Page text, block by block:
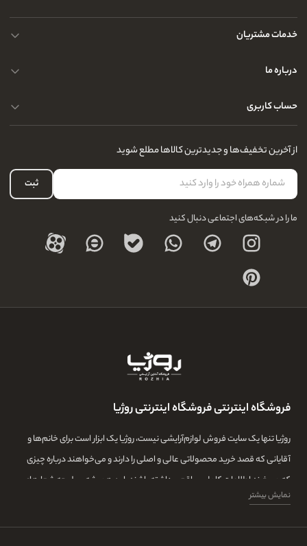
خدمات مشتریان
حریم خصوصی کاربران
تماس با ما
درباره ما
سوالات متداول
آدرس فروشگاه
نحوه ارسال کالا
نحوه بازگشت کالا
درباره ما
حساب کاربری
لیست علاقه‌مندی
حساب کاربری
از آخرین تخفیف‌ها و جدیدترین کالاها مطلع شوید
ثبت
ما را در شبکه‌های اجتماعی دنبال کنید
فروشگاه اینترنتی فروشگاه اینترنتی روژیا
روژیا تنها یک سایت فروش لوازم‌آرایشی نیست، روژیا یک ابزار است برای خانم‌ها و
آقایانی که قصد خرید محصولاتی عالی و اصلی را دارند و می‌خواهند درباره چیزی
که می‌خرند اطلاعات کامل و واقعی داشته باشند. این همیشه سرلوحه شعارهای
روژیا بوده و ما در این مجموعه تمامی تلاشمان این است که مشتری‌هایمان بتوانند
نمایش بیشتر